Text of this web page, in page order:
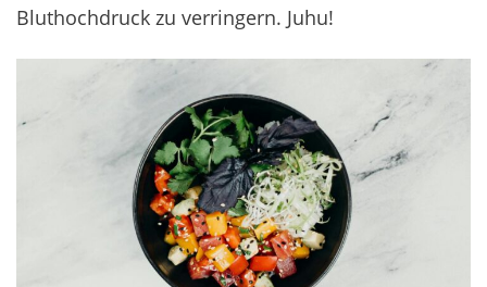
Bluthochdruck zu verringern. Juhu!